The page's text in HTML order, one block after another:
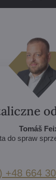
Tomáš
do spraw
+48 664